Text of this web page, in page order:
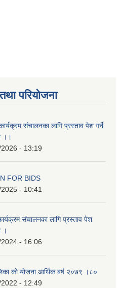
परियोजना
संचालनका लागि प्रस्ताव पेश गर्ने
।।
- 13:19
FOR BIDS
- 10:41
संचालनका लागि प्रस्ताव पेश
।
- 16:06
काे याेजना आर्थिक बर्ष २०७९ ।८०
- 12:49